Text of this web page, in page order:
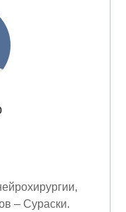
– Сураски.